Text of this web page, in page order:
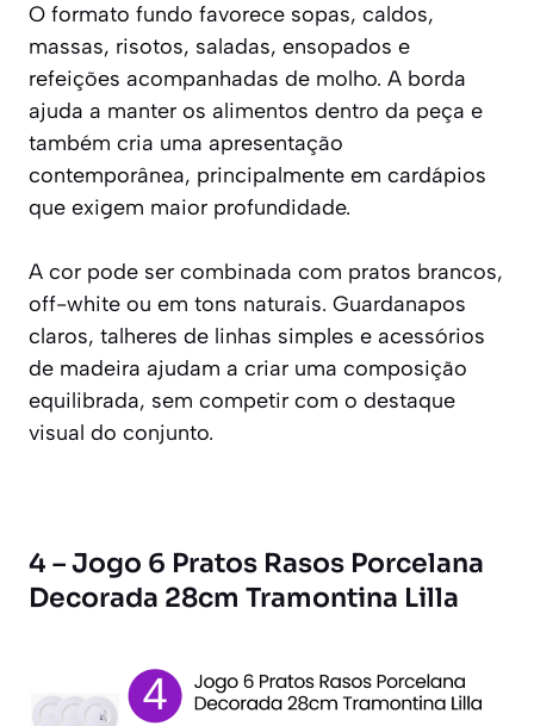
O formato fundo favorece sopas, caldos,
massas, risotos, saladas, ensopados e
refeições acompanhadas de molho. A borda
ajuda a manter os alimentos dentro da peça e
também cria uma apresentação
contemporânea, principalmente em cardápios
que exigem maior profundidade.
A cor pode ser combinada com pratos brancos,
off-white ou em tons naturais. Guardanapos
claros, talheres de linhas simples e acessórios
de madeira ajudam a criar uma composição
equilibrada, sem competir com o destaque
visual do conjunto.
4 – Jogo 6 Pratos Rasos Porcelana
Decorada 28cm Tramontina Lilla